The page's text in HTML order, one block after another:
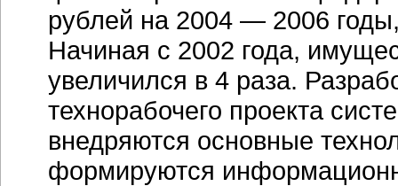
рублей на 2004 — 2006 годы
Начиная с 2002 года,
увеличился в 4 раза.
технорабочего проекта
внедряются основные
формируются